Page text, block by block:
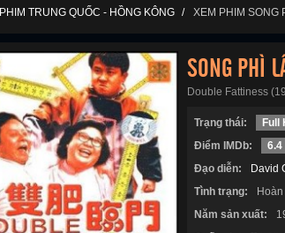
PHIM TRUNG QUỐC - HỒNG KÔNG XEM PHIM SONG
SONG PHÌ
Double Fattiness
Trạng thái:
Full
Điểm IMDb:
6.4
Đạo diễn:
David
Tình trạng:
Hoàn
Năm sản xuất: